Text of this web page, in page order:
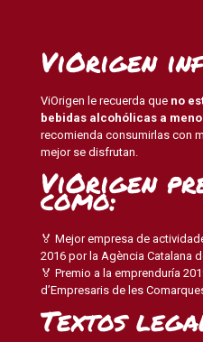
ViOrigen
ViOrigen le recuerda que no
bebidas alcohólicas a
recomienda consumirlas con
mejor se disfrutan.
ViOrigen
como:
🏅 Mejor empresa de
2016 por la Agència Catalana
🏅 Premio a la emprenduría
d’Empresaris de les
Textos